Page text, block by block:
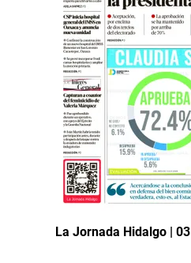
La Jornada Hidalgo |